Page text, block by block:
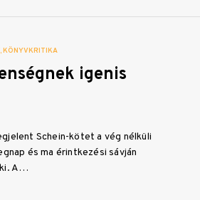
KÖNYVKRITIKA
igenis
Schein-kötet a vég nélküli
és ma érintkezési sávján
A…